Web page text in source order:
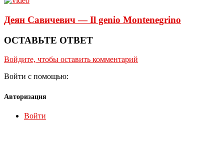
Деян Савичевич — Il genio Montenegrino
ОСТАВЬТЕ ОТВЕТ
Войдите, чтобы оставить комментарий
Войти с помощью:
Авторизация
Войти